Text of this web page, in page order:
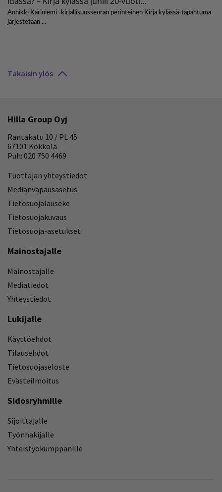
Takaisin ylös
Hilla Group Oyj
Rantakatu 10 / PL 45
67101 Kokkola
Puh: 020 750 4469
Tuottajan yhteystiedot
Medianvapausasetus
Tietosuojalauseke
Tietosuojakuvaus
Tietosuoja-asetukset
Mainostajalle
Mainostajalle
Mediatiedot
Yhteystiedot
Lukijalle
Käyttöehdot
Tilausehdot
Tietosuojaseloste
Evästeilmoitus
Sidosryhmille
Sijoittajalle
Työnhakijalle
Yhteistyökumppanille